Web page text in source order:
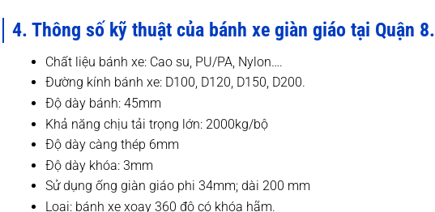
4. Thông số kỹ thuật của bánh xe giàn giáo tại Quận 8.
Chất liệu bánh xe: Cao su, PU/PA, Nylon….
Đường kính bánh xe: D100, D120, D150, D200.
Độ dày bánh: 45mm
Khả năng chịu tải trọng lớn: 2000kg/bộ
Độ dày càng thép 6mm
Độ dày khóa: 3mm
Sử dụng ống giàn giáo phi 34mm; dài 200 mm
Loại: bánh xe xoay 360 độ có khóa hãm.